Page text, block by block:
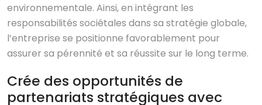
environnementale. Ainsi, en intégrant les
responsabilités sociétales dans sa stratégie globale,
l’entreprise se positionne favorablement pour
assurer sa pérennité et sa réussite sur le long terme.
Crée des opportunités de
partenariats stratégiques avec